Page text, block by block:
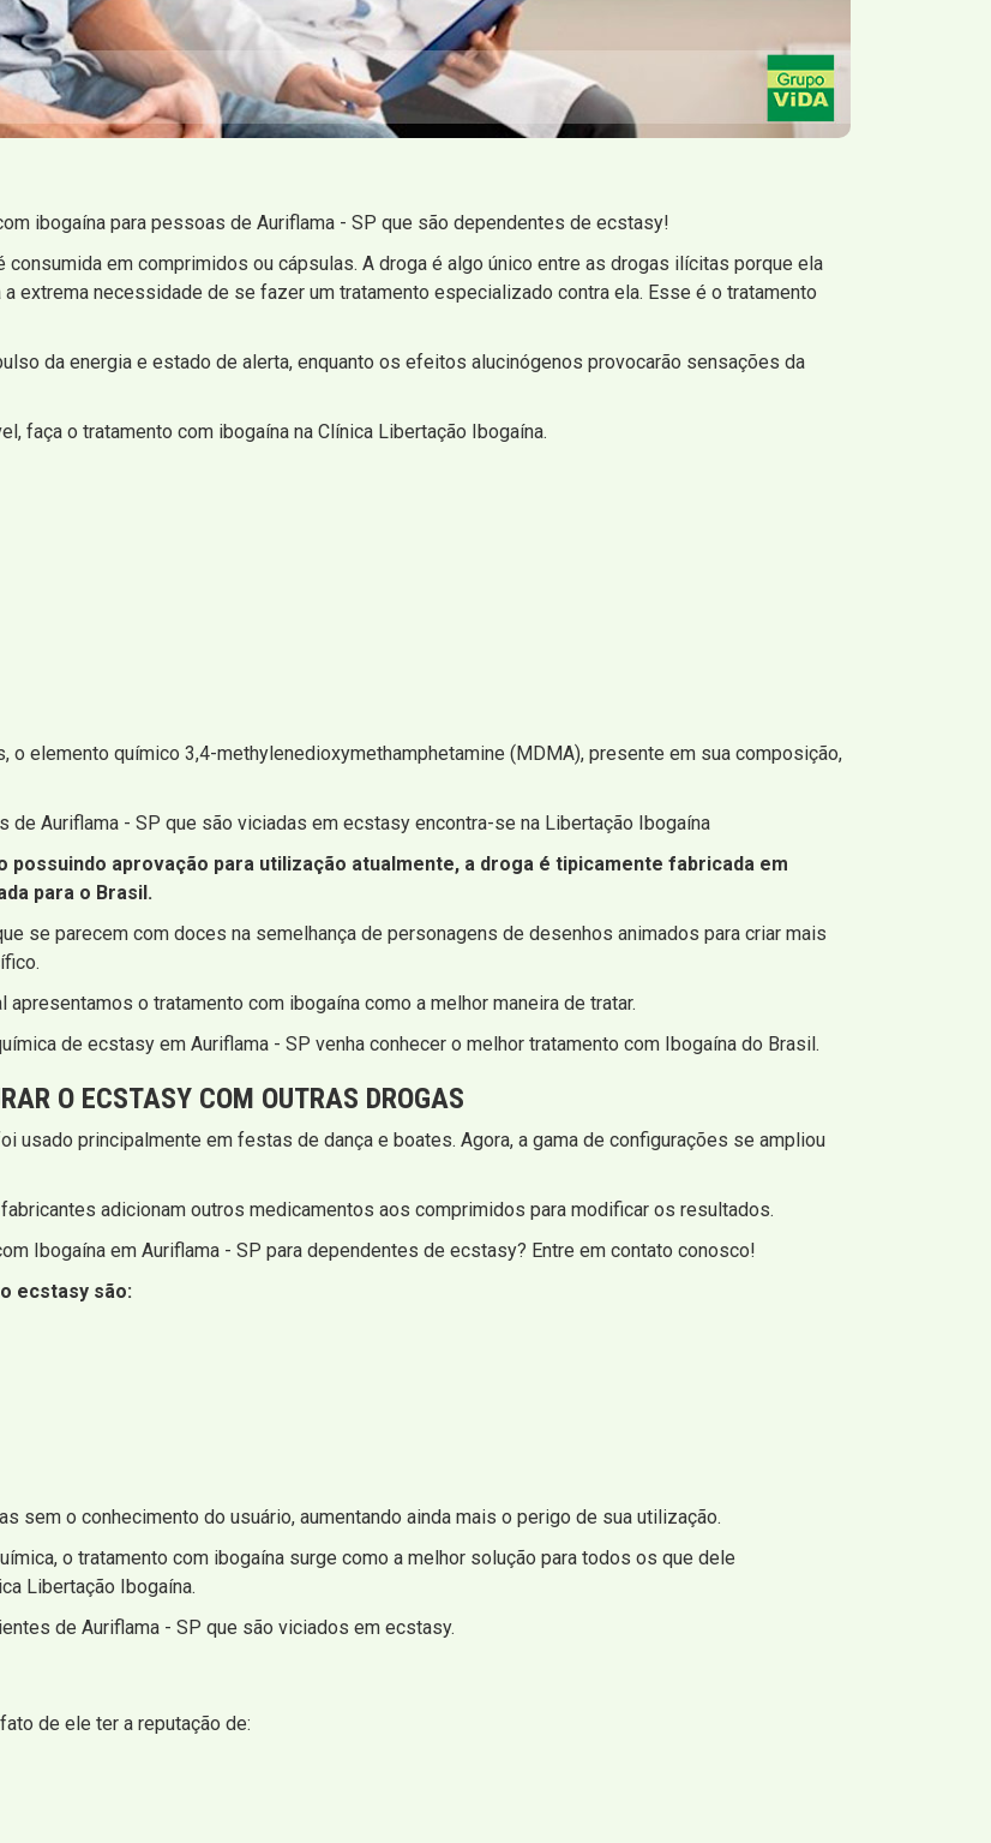
ibogaína para pessoas de Auriflama - SP que são dependentes de ecstasy!
em comprimidos ou cápsulas. A droga é algo único entre as drogas ilícitas porque ela
extrema necessidade de se fazer um tratamento especializado contra ela. Esse é o tratamento
da energia e estado de alerta, enquanto os efeitos alucinógenos provocarão sensações da
faça o tratamento com ibogaína na Clínica Libertação Ibogaína.
o elemento químico 3,4-methylenedioxymethamphetamine (MDMA), presente em sua composição,
Auriflama - SP que são viciadas em ecstasy encontra-se na Libertação Ibogaína
aprovação para utilização atualmente, a droga é tipicamente fabricada em
para o Brasil.
se parecem com doces na semelhança de personagens de desenhos animados para criar mais
o tratamento com ibogaína como a melhor maneira de tratar.
de ecstasy em Auriflama - SP venha conhecer o melhor tratamento com Ibogaína do Brasil.
O ECSTASY COM OUTRAS DROGAS
usado principalmente em festas de dança e boates. Agora, a gama de configurações se ampliou
adicionam outros medicamentos aos comprimidos para modificar os resultados.
Ibogaína em Auriflama - SP para dependentes de ecstasy? Entre em contato conosco!
ecstasy são:
sem o conhecimento do usuário, aumentando ainda mais o perigo de sua utilização.
o tratamento com ibogaína surge como a melhor solução para todos os que dele
Libertação Ibogaína.
de Auriflama - SP que são viciados em ecstasy.
de ele ter a reputação de: